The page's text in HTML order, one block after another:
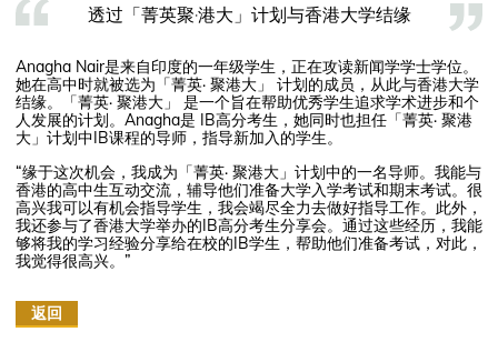
透过「菁英聚·港大」计划与香港大学结缘
Anagha Nair是来自印度的一年级学生，正在攻读新闻学学士学位。
她在高中时就被选为「菁英· 聚港大」 计划的成员，从此与香港大学
结缘。「菁英· 聚港大」 是一个旨在帮助优秀学生追求学术进步和个
人发展的计划。Anagha是 IB高分考生，她同时也担任「菁英· 聚港
大」计划中IB课程的导师，指导新加入的学生。
“缘于这次机会，我成为「菁英· 聚港大」计划中的一名导师。我能与
香港的高中生互动交流，辅导他们准备大学入学考试和期末考试。很
高兴我可以有机会指导学生，我会竭尽全力去做好指导工作。此外，
我还参与了香港大学举办的IB高分考生分享会。通过这些经历，我能
够将我的学习经验分享给在校的IB学生，帮助他们准备考试，对此，
我觉得很高兴。”
返回